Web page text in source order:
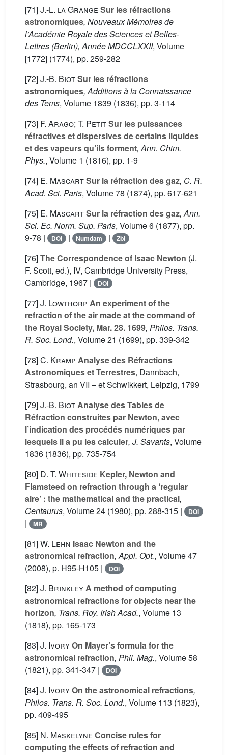
[71]J.-L. la Grange Sur les réfractions
astronomiques, Nouveaux Mémoires de
l’Académie Royale des Sciences et Belles-
Lettres (Berlin), Année MDCCLXXII, Volume
[1772] (1774), pp. 259-282
[72]J.-B. BiotSur les réfractions
astronomiques, Additions à la Connaissance
des Tems, Volume 1839 (1836), pp. 3-114
[73] F. Arago; T. PetitSur les puissances
réfractives et dispersives de certains liquides
et des vapeurs qu’ils forment, Ann. Chim.
Phys., Volume 1 (1816), pp. 1-9
[74] E. MascartSur la réfraction des gaz, C. R.
Acad. Sci. Paris, Volume 78 (1874), pp. 617-621
[75] E. MascartSur la réfraction des gaz, Ann.
Sci. Ec. Norm. Sup. Paris, Volume 6 (1877), pp.
9-78 |
DOI | Numdam | Zbl
[76]The Correspondence of Isaac Newton (J.
F. Scott, ed.), IV, Cambridge University Press,
Cambridge, 1967 |
DOI
[77]J. Lowthorp An experiment of the
refraction of the air made at the command of
the Royal Society, Mar. 28. 1699, Philos. Trans.
R. Soc. Lond., Volume 21 (1699), pp. 339-342
[78]C. Kramp Analyse des Réfractions
Astronomiques et Terrestres, Dannbach,
Strasbourg, an VII – et Schwikkert, Leipzig, 1799
[79]J.-B. BiotAnalyse des Tables de
Réfraction construites par Newton, avec
l’indication des procédés numériques par
lesquels il a pu les calculer, J. Savants, Volume
1836 (1836), pp. 735-754
[80] D. T. Whiteside Kepler, Newton and
Flamsteed on refraction through a ‘regular
aire’ : the mathematical and the practical,
Centaurus, Volume 24 (1980), pp. 288-315 | DOI
| MR
[81]W. Lehn Isaac Newton and the
astronomical refraction, Appl. Opt., Volume 47
(2008), p. H95-H105 |
DOI
[82]J. BrinkleyA method of computing
astronomical refractions for objects near the
horizon, Trans. Roy. Irish Acad., Volume 13
(1818), pp. 165-173
[83]J. IvoryOn Mayer’s formula for the
astronomical refraction, Phil. Mag., Volume 58
(1821), pp. 341-347 |
DOI
[84]J. IvoryOn the astronomical refractions,
Philos. Trans. R. Soc. Lond., Volume 113 (1823),
pp. 409-495
[85] N. Maskelyne Concise rules for
computing the effects of refraction and